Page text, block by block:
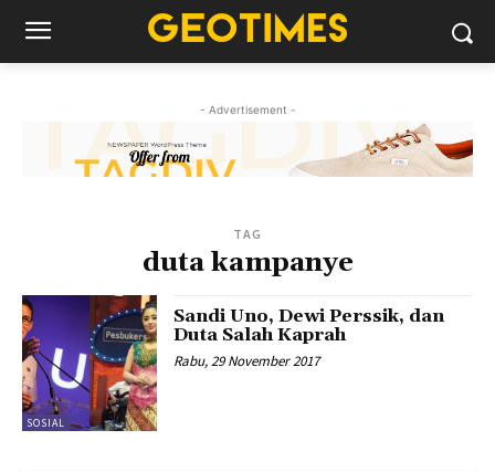
- Advertisement -
TAG
duta kampanye
SOSIAL
Sandi Uno, Dewi Perssik, dan
Duta Salah Kaprah
Rabu, 29 November 2017